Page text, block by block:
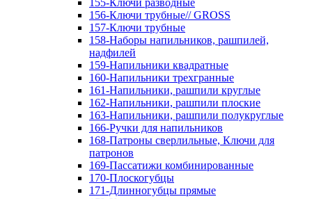
155-Ключи разводные
156-Ключи трубные// GROSS
157-Ключи трубные
158-Наборы напильников, рашпилей,
надфилей
159-Напильники квадратные
160-Напильники трехгранные
161-Напильники, рашпили круглые
162-Напильники, рашпили плоские
163-Напильники, рашпили полукруглые
166-Ручки для напильников
168-Патроны сверлильные, Ключи для
патронов
169-Пассатижи комбинированные
170-Плоскогубцы
171-Длинногубцы прямые